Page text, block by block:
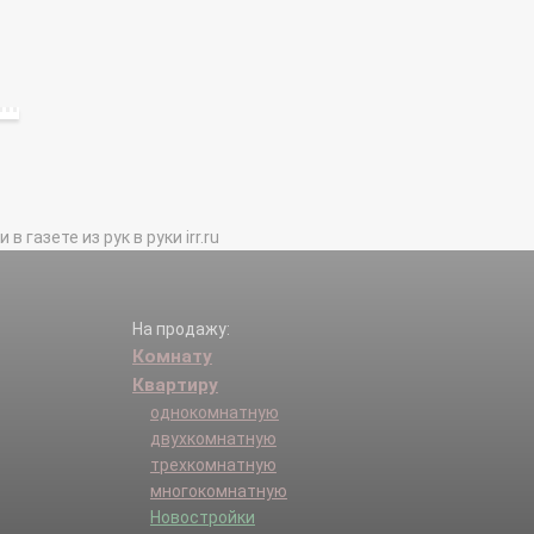
газете из рук в руки irr.ru
На продажу:
Комнату
Квартиру
однокомнатную
двухкомнатную
трехкомнатную
многокомнатную
Новостройки